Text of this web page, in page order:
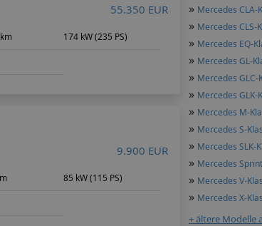
» Mercedes CLA-
» Mercedes CLS-
» Mercedes EQ-
» Mercedes GL-
» Mercedes GLC-
» Mercedes GLK-
» Mercedes M-
» Mercedes S-
» Mercedes SLK-
» Mercedes
» Mercedes V-
» Mercedes X-
+ ältere Modelle
55.350 EUR
174 kW (235 PS)
9.900 EUR
85 kW (115 PS)